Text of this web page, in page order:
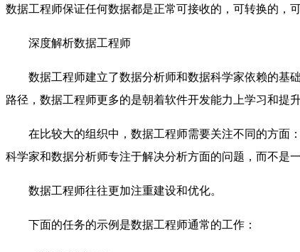
数据工程师保证任何数据都是正常可接收的，可转换的，
深度解析数据工程师
数据工程师建立了数据分析师和数据科学家依赖的基
路径，数据工程师更多的是朝着软件开发能力上学习和提升
在比较大的组织中，数据工程师需要关注不同的方面
科学家和数据分析师专注于解决分析方面的问题，而不是
数据工程师往往更加注重建设和优化。
下面的任务的示例是数据工程师通常的工作：